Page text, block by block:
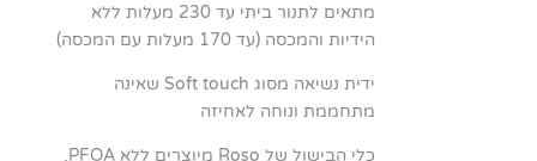
מתאים לתנור ביתי עד 230 מעלות ללא
הידיות והמכסה (עד 170 מעלות עם המכסה)
ידית נשיאה מסוג Soft touch שאינה
מתחממת ונוחה לאחיזה
כלי הבישול של Roso מיוצרים ללא PFOA,